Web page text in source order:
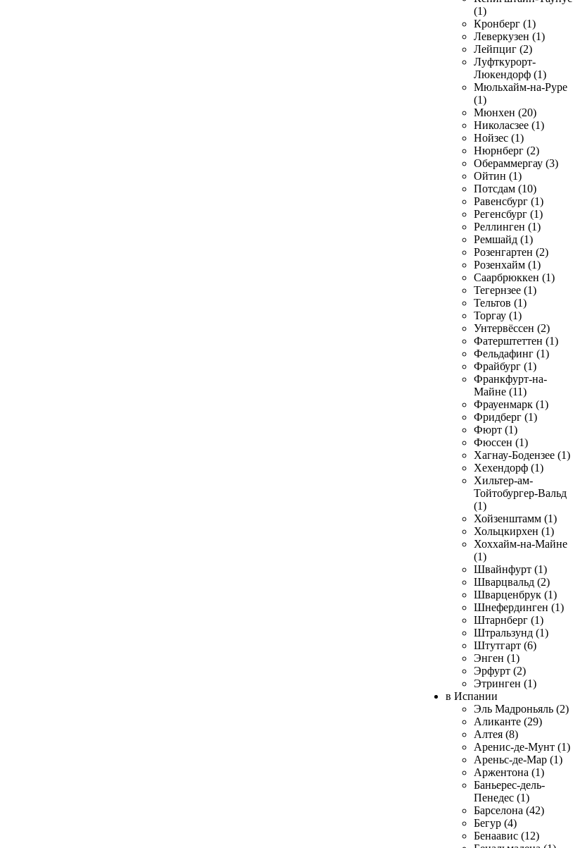
(1)
Кронберг (1)
Леверкузен (1)
Лейпциг (2)
Луфткурорт-
Люкендорф (1)
Мюльхайм-на-Руре
(1)
Мюнхен (20)
Николасзее (1)
Нойзес (1)
Нюрнберг (2)
Обераммергау (3)
Ойтин (1)
Потсдам (10)
Равенсбург (1)
Регенсбург (1)
Реллинген (1)
Ремшайд (1)
Розенгартен (2)
Розенхайм (1)
Саарбрюккен (1)
Тегернзее (1)
Тельтов (1)
Торгау (1)
Унтервёссен (2)
Фатерштеттен (1)
Фельдафинг (1)
Фрайбург (1)
Франкфурт-на-
Майне (11)
Фрауенмарк (1)
Фридберг (1)
Фюрт (1)
Фюссен (1)
Хагнау-Бодензее (1)
Хехендорф (1)
Хильтер-ам-
Тойтобургер-Вальд
(1)
Хойзенштамм (1)
Хольцкирхен (1)
Хоххайм-на-Майне
(1)
Швайнфурт (1)
Шварцвальд (2)
Шварценбрук (1)
Шнефердинген (1)
Штарнберг (1)
Штральзунд (1)
Штутгарт (6)
Энген (1)
Эрфурт (2)
Этринген (1)
в Испании
Эль Мадроньяль (2)
Аликанте (29)
Алтея (8)
Аренис-де-Мунт (1)
Ареньс-де-Мар (1)
Аржентона (1)
Баньерес-дель-
Пенедес (1)
Барселона (42)
Бегур (4)
Бенаавис (12)